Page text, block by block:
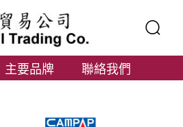
主要品牌 聯絡我們